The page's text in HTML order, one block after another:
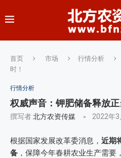
首页 市场 行情分析
时！
行情分析
权威声音：钾肥储备释放正
撰写者北方农资传媒 2022年3
根据国家发展改革委消息， 近期
备 ，保障今年春耕农业生产需